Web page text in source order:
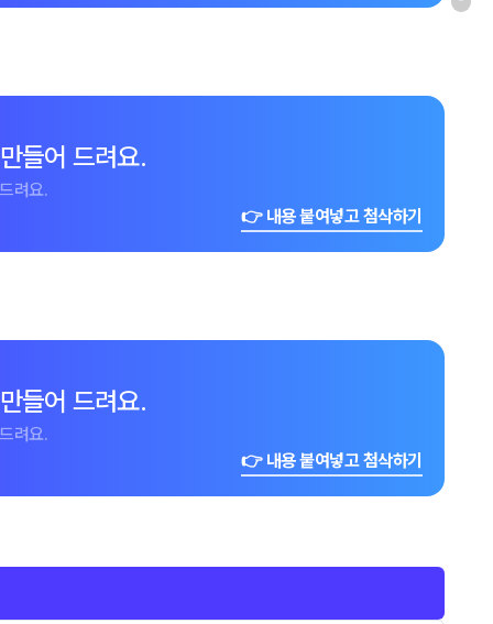
들어 드려요.
려요.
👉 내용 붙여넣고 첨삭하기
들어 드려요.
려요.
👉 내용 붙여넣고 첨삭하기